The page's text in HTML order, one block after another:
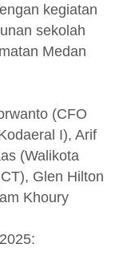
kegiatan
sekolah
Medan
(CFO
I), Arif
(Walikota
Glen Hilton
Khoury